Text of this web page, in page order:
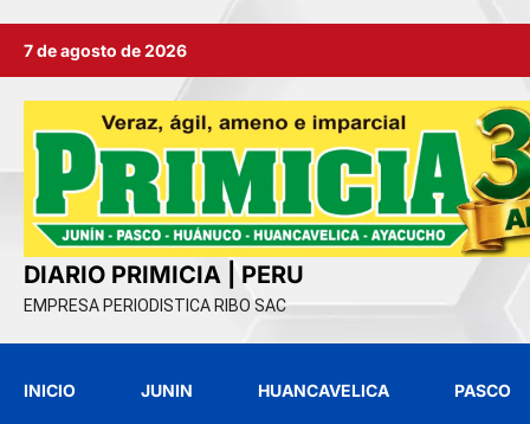
7 de agosto de 2026
DIARIO PRIMICIA | PERU
EMPRESA PERIODISTICA RIBO SAC
INICIO JUNIN HUANCAVELICA PASCO